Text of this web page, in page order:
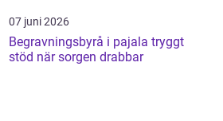
07 juni 2026
Begravningsbyrå i pajala tryggt
stöd när sorgen drabbar